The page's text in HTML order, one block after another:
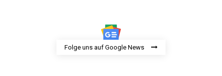
Folge uns auf Google News